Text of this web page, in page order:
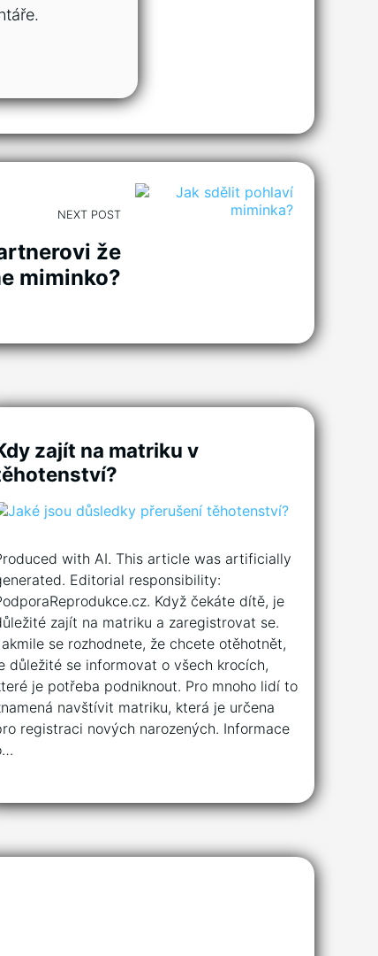
NEXT POST
že
miminko?
zajít na matriku v
with AI. This article was artificially
Editorial responsibility:
Když čekáte dítě, je
zajít na matriku a zaregistrovat se.
se rozhodnete, že chcete otěhotnět,
důležité se informovat o všech krocích,
je potřeba podniknout. Pro mnoho lidí to
navštívit matriku, která je určena
registraci nových narozených. Informace